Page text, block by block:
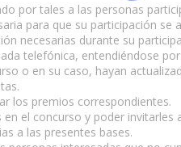
por tales a las personas
para que su participación se
necesarias durante su
telefónica, entendiéndose
o en su caso, hayan
los premios correspondientes.
el concurso y poder
a las presentes bases.